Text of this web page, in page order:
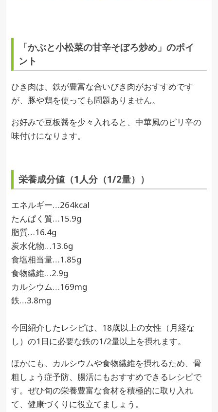
「かぶと小松菜の甘辛そぼろ炒め」のポイ
ント
ひき肉は、鉄が豊富な合いびき肉がおすすめです
が、豚や鶏を使っても問題ありません。
お好みで豆板醤を少々入れると、中華風のピリ辛の
味付けになります。
栄養成分値（1人分（1/2量））
エネルギー…264kcal
たんぱく質…15.9g
脂質…16.4g
炭水化物…13.6g
食塩相当量…1.85g
食物繊維…2.9g
カルシウム…169mg
鉄…3.8mg
今回紹介したレシピは、18歳以上の女性（月経な
し）の1日に必要な鉄の1/2量以上を摂れます。
ほかにも、カルシウムや食物繊維を摂れるため、骨
粗しょう症予防、腸活にもおすすめできるレシピで
す。ぜひ旬の栄養豊富な食材を積極的に取り入れ
て、健康づくりに役立てましょう。